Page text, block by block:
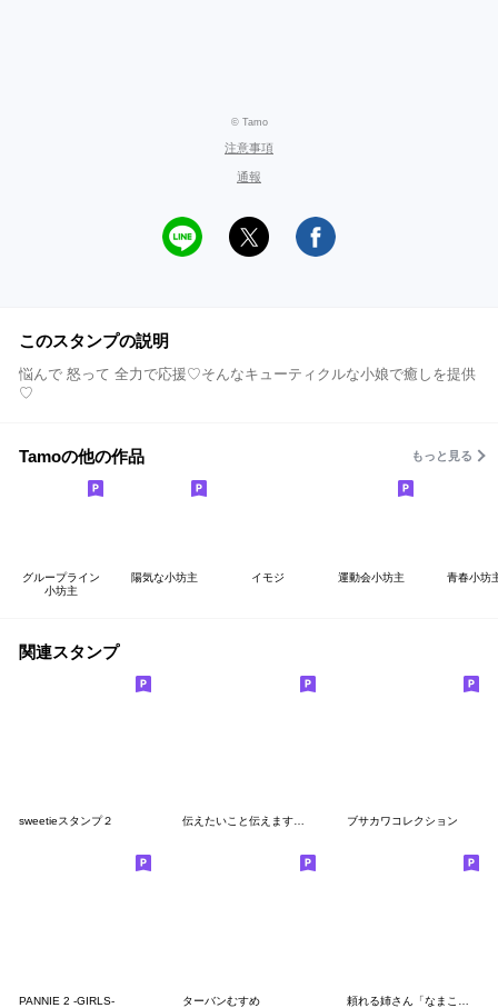
© Tamo
注意事項
通報
このスタンプの説明
悩んで 怒って 全力で応援♡そんなキューティクルな小娘で癒しを提供
♡
Tamoの他の作品 もっと見る
グループライン
小坊主
陽気な小坊主 イモジ 運動会小坊主 青春小坊
関連スタンプ
sweetieスタンプ２ 伝えたいこと伝えます、女の子。 ブサカワコレクション
PANNIE 2 -GIRLS- ターバンむすめ